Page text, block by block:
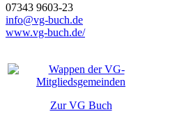
07343 9603-23
info@vg-buch.de
www.vg-buch.de/
Zur VG Buch